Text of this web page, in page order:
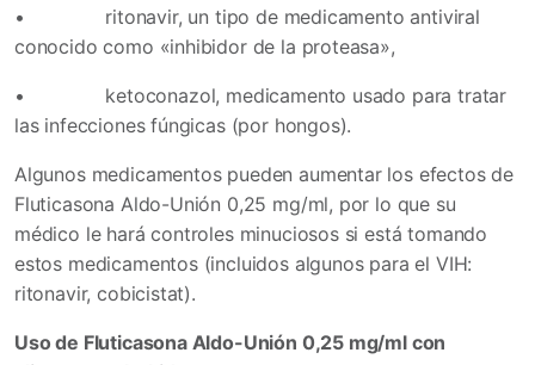
•
ritonavir, un tipo de medicamento antiviral
conocido como «inhibidor de la proteasa»,
•
ketoconazol, medicamento usado para tratar
las infecciones fúngicas (por hongos).
Algunos medicamentos pueden aumentar los efectos de
Fluticasona Aldo-Unión 0,25 mg/ml, por lo que su
médico le hará controles minuciosos si está tomando
estos medicamentos (incluidos algunos para el VIH:
ritonavir, cobicistat).
Uso de Fluticasona Aldo-Unión 0,25 mg/ml con